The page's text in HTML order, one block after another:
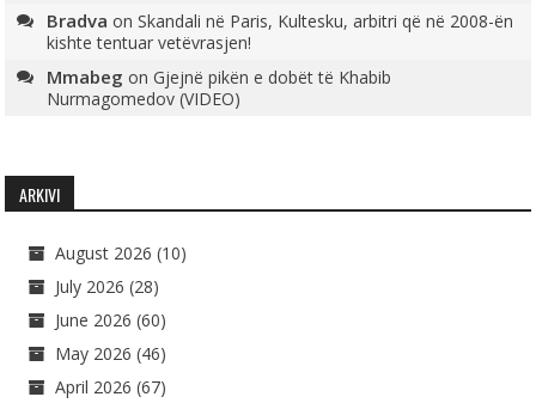
Bradva onSkandali në Paris, Kultesku, arbitri që në 2008-ën
kishte tentuar vetëvrasjen!
Mmabeg onGjejnë pikën e dobët të Khabib
Nurmagomedov (VIDEO)
ARKIVI
August 2026 (10)
July 2026 (28)
June 2026 (60)
May 2026 (46)
April 2026 (67)